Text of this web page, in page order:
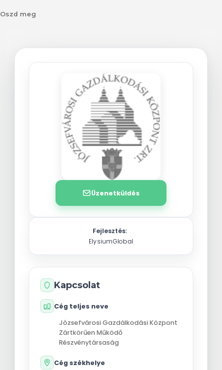
Oszd meg
Üzenetküldés
Fejlesztés:
ElysiumGlobal
Kapcsolat
Cég teljes neve
Józsefvárosi Gazdálkodási Központ
Zártkörűen Működő
Részvénytársaság
Cég székhelye